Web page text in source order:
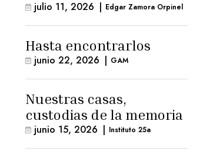
julio 11, 2026 | Edgar Zamora Orpinel
Hasta encontrarlos
junio 22, 2026 | GAM
Nuestras casas,
custodias de la memoria
junio 15, 2026 | Instituto 25a